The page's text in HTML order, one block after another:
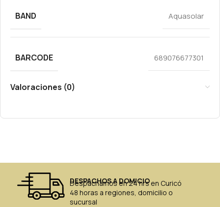
BAND Aquasolar
BARCODE 689076677301
Valoraciones (0)
DESPACHOS A DOMICIO
Despachamos en 24 hrs en Curicó
48 horas a regiones, domicilio o
sucursal